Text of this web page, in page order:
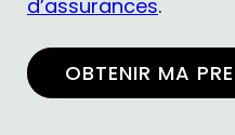
d’assurances.
OBTENIR MA